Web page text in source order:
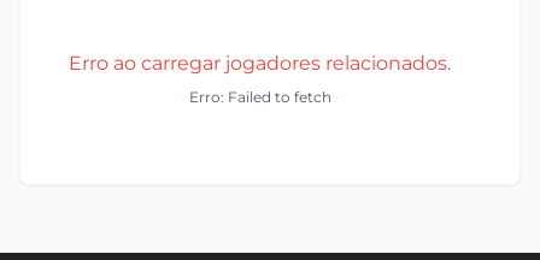
Erro ao carregar jogadores relacionados.
Erro: Failed to fetch